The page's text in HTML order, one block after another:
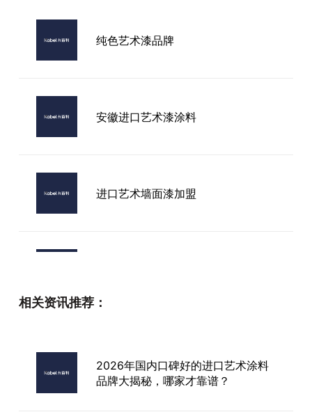
纯色艺术漆品牌
安徽进口艺术漆涂料
进口艺术墙面漆加盟
相关资讯推荐：
2026年国内口碑好的进口艺术涂料
品牌大揭秘，哪家才靠谱？